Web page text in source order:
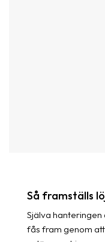
Så framställs
Själva hanteringen
fås fram genom